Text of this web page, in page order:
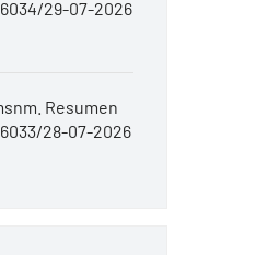
29-07-2026
Resumen
28-07-2026